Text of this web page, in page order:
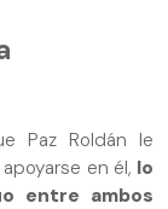
Paz Roldán le
en él, lo
entre ambos